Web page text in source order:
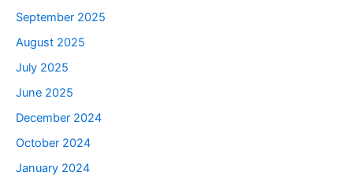
September 2025
August 2025
July 2025
June 2025
December 2024
October 2024
January 2024